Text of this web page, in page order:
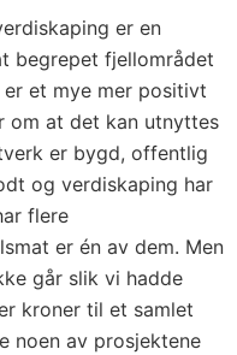
er en
begrepet fjellområdet
et mye mer positivt
om at det kan utnyttes
er bygd, offentlig
og verdiskaping har
flere
er én av dem. Men
går slik vi hadde
kroner til et samlet
noen av prosjektene